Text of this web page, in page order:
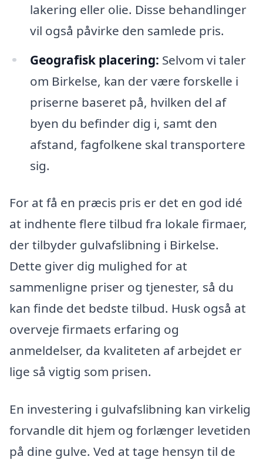
lakering eller olie. Disse behandlinger
vil også påvirke den samlede pris.
Geografisk placering: Selvom vi taler
om Birkelse, kan der være forskelle i
priserne baseret på, hvilken del af
byen du befinder dig i, samt den
afstand, fagfolkene skal transportere
sig.
For at få en præcis pris er det en god idé
at indhente flere tilbud fra lokale firmaer,
der tilbyder gulvafslibning i Birkelse.
Dette giver dig mulighed for at
sammenligne priser og tjenester, så du
kan finde det bedste tilbud. Husk også at
overveje firmaets erfaring og
anmeldelser, da kvaliteten af arbejdet er
lige så vigtig som prisen.
En investering i gulvafslibning kan virkelig
forvandle dit hjem og forlænger levetiden
på dine gulve. Ved at tage hensyn til de